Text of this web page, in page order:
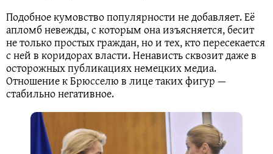
Подобное кумовство популярности не добавляет. Её
апломб невежды, с которым она изъясняется, бесит
не только простых граждан, но и тех, кто пересекается
с ней в коридорах власти. Ненависть сквозит даже в
осторожных публикациях немецких медиа.
Отношение к Брюсселю в лице таких фигур —
стабильно негативное.